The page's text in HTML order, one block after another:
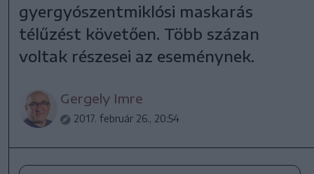
gyergyószentmiklósi maskarás
télűzést követően. Több százan
voltak részesei az eseménynek.
Gergely Imre
2017. február 26., 20:54